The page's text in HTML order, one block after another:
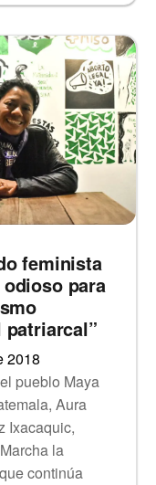
feminista
para
2018
pueblo Maya
Aura
Ixacaquic,
la
continúa